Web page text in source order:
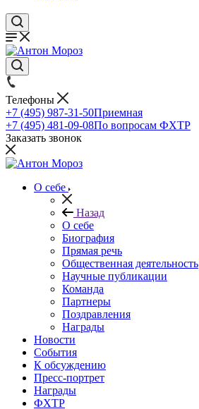
Телефоны
+7 (495) 987-31-50Приемная
+7 (495) 481-09-08По вопросам ФХТР
Заказать звонок
О себе
Назад
О себе
Биография
Прямая речь
Общественная деятельность
Научные публикации
Команда
Партнеры
Поздравления
Награды
Новости
События
К обсуждению
Пресс-портрет
Награды
ФХТР